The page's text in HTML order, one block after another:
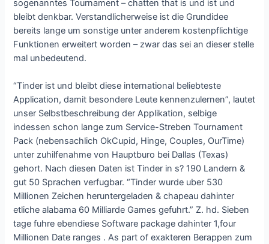
sogenanntes Tournament – chatten that is und ist und
bleibt denkbar. Verstandlicherweise ist die Grundidee
bereits lange um sonstige unter anderem kostenpflichtige
Funktionen erweitert worden – zwar das sei an dieser stelle
mal unbedeutend.
“Tinder ist und bleibt diese international beliebteste
Application, damit besondere Leute kennenzulernen”, lautet
unser Selbstbeschreibung der Applikation, selbige
indessen schon lange zum Service-Streben Tournament
Pack (nebensachlich OkCupid, Hinge, Couples, OurTime)
unter zuhilfenahme von Hauptburo bei Dallas (Texas)
gehort. Nach diesen Daten ist Tinder in s? 190 Landern &
gut 50 Sprachen verfugbar. “Tinder wurde uber 530
Millionen Zeichen heruntergeladen & chapeau dahinter
etliche alabama 60 Milliarde Games gefuhrt.” Z. hd. Sieben
tage fuhre ebendiese Software package dahinter 1,four
Millionen Date ranges . As part of exakteren Berappen zum